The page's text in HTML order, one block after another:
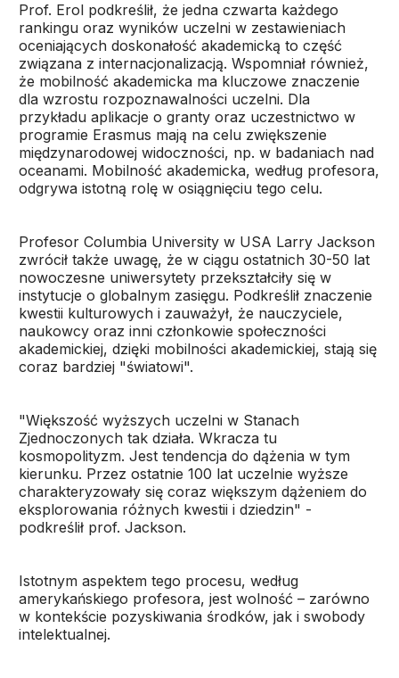
Prof. Erol podkreślił, że jedna czwarta każdego
rankingu oraz wyników uczelni w zestawieniach
oceniających doskonałość akademicką to część
związana z internacjonalizacją. Wspomniał również,
że mobilność akademicka ma kluczowe znaczenie
dla wzrostu rozpoznawalności uczelni. Dla
przykładu aplikacje o granty oraz uczestnictwo w
programie Erasmus mają na celu zwiększenie
międzynarodowej widoczności, np. w badaniach nad
oceanami. Mobilność akademicka, według profesora,
odgrywa istotną rolę w osiągnięciu tego celu.
Profesor Columbia University w USA Larry Jackson
zwrócił także uwagę, że w ciągu ostatnich 30-50 lat
nowoczesne uniwersytety przekształciły się w
instytucje o globalnym zasięgu. Podkreślił znaczenie
kwestii kulturowych i zauważył, że nauczyciele,
naukowcy oraz inni członkowie społeczności
akademickiej, dzięki mobilności akademickiej, stają się
coraz bardziej "światowi".
"Większość wyższych uczelni w Stanach
Zjednoczonych tak działa. Wkracza tu
kosmopolityzm. Jest tendencja do dążenia w tym
kierunku. Przez ostatnie 100 lat uczelnie wyższe
charakteryzowały się coraz większym dążeniem do
eksplorowania różnych kwestii i dziedzin" -
podkreślił prof. Jackson.
Istotnym aspektem tego procesu, według
amerykańskiego profesora, jest wolność – zarówno
w kontekście pozyskiwania środków, jak i swobody
intelektualnej.